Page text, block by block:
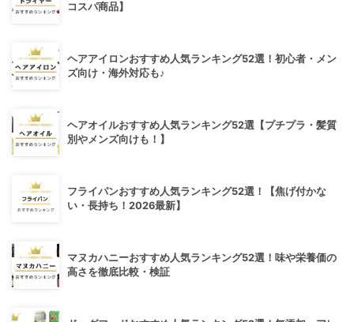
コスパ商品】
ヘアアイロンおすすめ人気ランキング52選！初心者・メン
ズ向け・海外対応も♪
ヘアオイルおすすめ人気ランキング52選【プチプラ・髪質
別やメンズ向けも！】
フライパンおすすめ人気ランキング52選！【焦げ付かな
い・長持ち！2026最新】
マヌカハニーおすすめ人気ランキング52選！味や栄養価の
高さを徹底比較・検証